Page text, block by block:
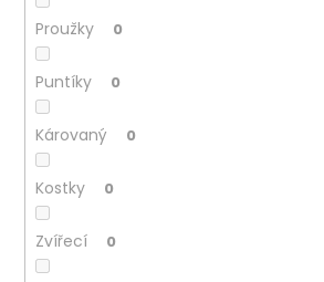
Proužky 0
Puntíky 0
Károvaný 0
Kostky 0
Zvířecí 0